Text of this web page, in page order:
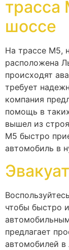
шоссе
На трассе М5,
расположена
происходят
требует
компания
помощь в
вышел из
М5 быстро
автомобиль в
чтобы быстро
предлагает
автомобилей